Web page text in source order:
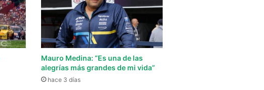
Mauro Medina: “Es una de las
alegrías más grandes de mi vida”
hace 3 días